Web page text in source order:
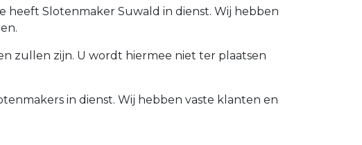
heeft Slotenmaker Suwald in dienst. Wij hebben
zullen zijn. U wordt hiermee niet ter plaatsen
in dienst. Wij hebben vaste klanten en